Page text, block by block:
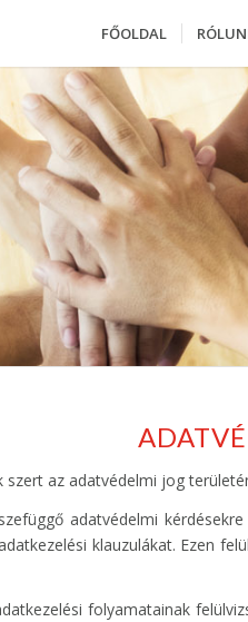
FŐOLDAL
az adatvédelmi jog
adatvédelmi
klauzulákat. Ezen
folyamatainak